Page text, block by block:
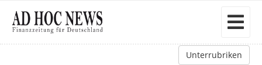
Unterrubriken